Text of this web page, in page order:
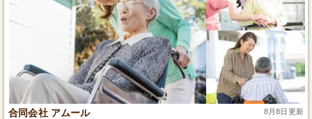
合同会社 アムール 8月8日更新